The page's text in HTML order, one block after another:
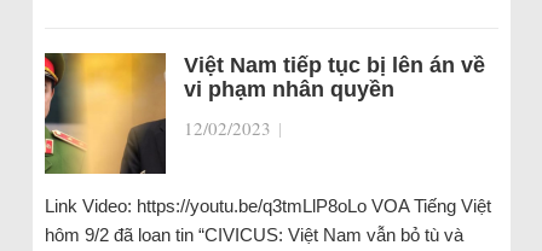
Việt Nam tiếp tục bị lên án về
vi phạm nhân quyền
12/02/2023 |
Link Video: https://youtu.be/q3tmLlP8oLo VOA Tiếng Việt
hôm 9/2 đã loan tin “CIVICUS: Việt Nam vẫn bỏ tù và